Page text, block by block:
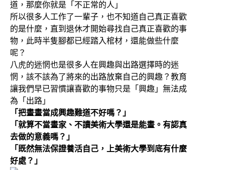
道，那麼你就是「不正常的人」
所以很多人工作了一輩子，也不知道自己真正喜歡
的是什麼，直到退休才開始尋找自己真正喜歡的事
物，此時半隻腳都已經踏入棺材，還能做些什麼
呢？
八虎的迷惘也是很多人在興趣與出路選擇時的迷
惘，該不該為了將來的出路放棄自己的興趣？教育
讓我們早已習慣讓喜歡的事物只是「興趣」無法成
為「出路」
「把畫畫當成興趣難道不好嗎？」
「就算不當畫家、不讀美術大學還是能畫。有認真
去做的意義嗎？」
「既然無法保證養活自己，上美術大學到底有什麼
好處？」